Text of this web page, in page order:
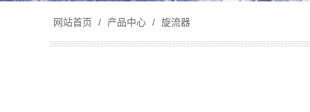
网站首页 / 产品中心 / 旋流器